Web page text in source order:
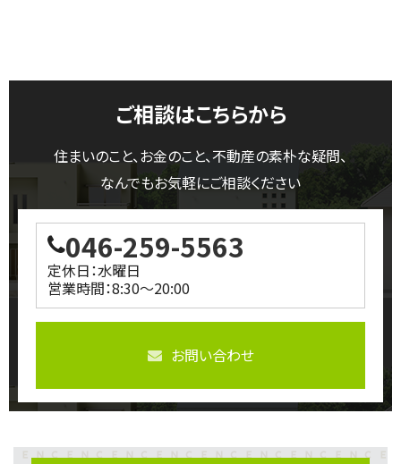
ご相談はこちらから
住まいのこと、お金のこと、不動産の素朴な疑問、
なんでもお気軽にご相談ください
046-259-5563
定休日：水曜日
営業時間：8:30～20:00
お問い合わせ